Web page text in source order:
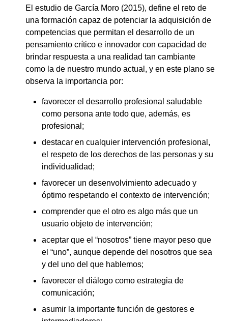
El estudio de García Moro (2015), define el reto de
una formación capaz de potenciar la adquisición de
competencias que permitan el desarrollo de un
pensamiento crítico e innovador con capacidad de
brindar respuesta a una realidad tan cambiante
como la de nuestro mundo actual, y en este plano se
observa la importancia por:
favorecer el desarrollo profesional saludable
como persona ante todo que, además, es
profesional;
destacar en cualquier intervención profesional,
el respeto de los derechos de las personas y su
individualidad;
favorecer un desenvolvimiento adecuado y
óptimo respetando el contexto de intervención;
comprender que el otro es algo más que un
usuario objeto de intervención;
aceptar que el “nosotros” tiene mayor peso que
el “uno”, aunque depende del nosotros que sea
y del uno del que hablemos;
favorecer el diálogo como estrategia de
comunicación;
asumir la importante función de gestores e